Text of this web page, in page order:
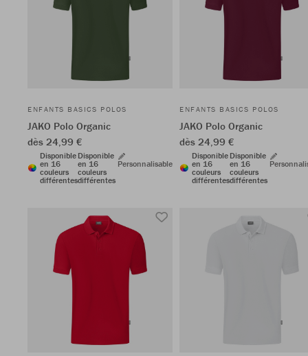
ENFANTS BASICS POLOS
JAKO Polo Organic
dès 24,99 €
Disponible
en 16
couleurs
différentes
Disponible
en 16
couleurs
différentes
Personnalisable
ENFANTS BASICS POLOS
JAKO Polo Organic
dès 24,99 €
Disponible
en 16
couleurs
différentes
Disponible
en 16
couleurs
différentes